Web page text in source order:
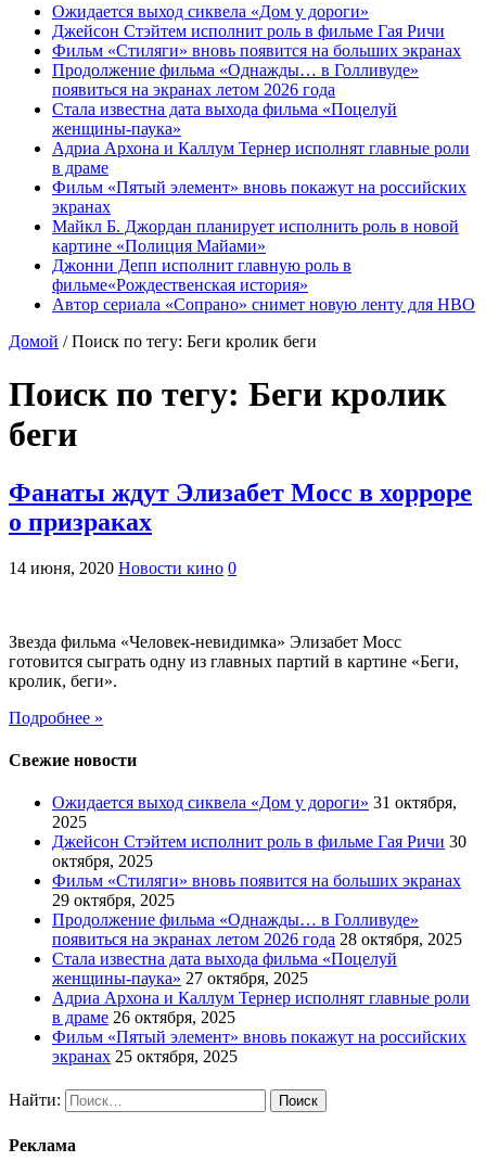
Ожидается выход сиквела «Дом у дороги»
Джейсон Стэйтем исполнит роль в фильме Гая Ричи
Фильм «Стиляги» вновь появится на больших экранах
Продолжение фильма «Однажды… в Голливуде»
появиться на экранах летом 2026 года
Стала известна дата выхода фильма «Поцелуй
женщины-паука»
Адриа Архона и Каллум Тернер исполнят главные роли
в драме
Фильм «Пятый элемент» вновь покажут на российских
экранах
Майкл Б. Джордан планирует исполнить роль в новой
картине «Полиция Майами»
Джонни Депп исполнит главную роль в
фильме«Рождественская история»
Автор сериала «Сопрано» снимет новую ленту для HBO
Домой / Поиск по тегу: Беги кролик беги
Поиск по тегу: Беги кролик
беги
Фанаты ждут Элизабет Мосс в хорроре
о призраках
14 июня, 2020 Новости кино 0
Звезда фильма «Человек-невидимка» Элизабет Мосс
готовится сыграть одну из главных партий в картине «Беги,
кролик, беги».
Подробнее »
Свежие новости
Ожидается выход сиквела «Дом у дороги» 31 октября,
2025
Джейсон Стэйтем исполнит роль в фильме Гая Ричи 30
октября, 2025
Фильм «Стиляги» вновь появится на больших экранах
29 октября, 2025
Продолжение фильма «Однажды… в Голливуде»
появиться на экранах летом 2026 года 28 октября, 2025
Стала известна дата выхода фильма «Поцелуй
женщины-паука» 27 октября, 2025
Адриа Архона и Каллум Тернер исполнят главные роли
в драме 26 октября, 2025
Фильм «Пятый элемент» вновь покажут на российских
экранах 25 октября, 2025
Найти:
Реклама